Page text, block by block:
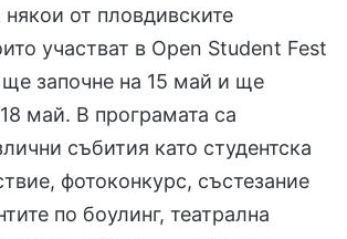
от пловдивските
участват в Open Student Fest
започне на 15 май и ще
май. В програмата са
събития като студентска
фотоконкурс, състезание
по боулинг, театрална